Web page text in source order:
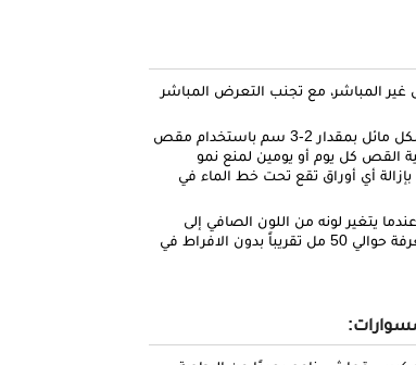
المباشر، مع تجنب التعرض المباشر
: يٌنصح بقص أطراف غصون الورود بشكل مائل بمقدار 2-3 سم باستخدام مقص
القص كل يوم أو يومين لمنع نمو
أي أوراق تقع تحت خط الماء في
يتغير لونه من اللون الصافي إلى
العكر. يتم ري الورود بماء عذب بدرجة حرارة الغرفة حوالي 50 مل تقريباً بدون الافراط في